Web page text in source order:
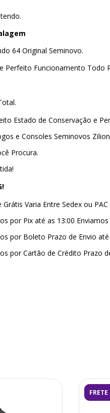
64 Original Seminovo.
Perfeito Funcionamento Todo
Estado de Conservação e
e Consoles Seminovos
Procura.
Varia Entre Sedex ou
por Pix até as 13:00
por Boleto Prazo de Envio
por Cartão de Crédito Prazo